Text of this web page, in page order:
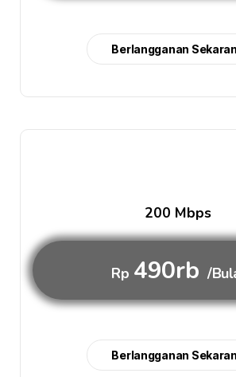
Berlangganan
200 Mbps
Rp 490rb /
Berlangganan